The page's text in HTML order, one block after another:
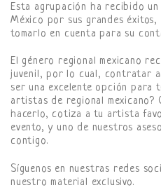
Esta agrupación ha recibido
México por sus grandes éxitos,
tomarlo en cuenta para su
El género regional mexicano
juvenil, por lo cual, contratar
ser una excelente opción para
artistas de regional mexicano?
hacerlo, cotiza a tu artista
evento, y uno de nuestros
contigo.
Síguenos en nuestras redes
nuestro material exclusivo.